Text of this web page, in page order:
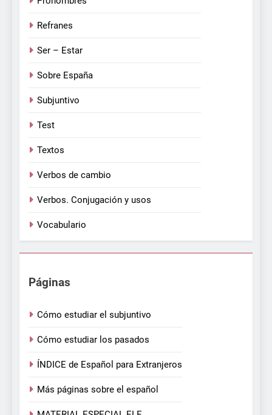
Refranes
Ser – Estar
Sobre España
Subjuntivo
Test
Textos
Verbos de cambio
Verbos. Conjugación y usos
Vocabulario
Páginas
Cómo estudiar el subjuntivo
Cómo estudiar los pasados
ÍNDICE de Español para Extranjeros
Más páginas sobre el español